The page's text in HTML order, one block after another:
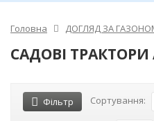
Головна ДОГЛЯД ЗА
САДОВІ ТРАКТОРИ
Фільтр Сортування: